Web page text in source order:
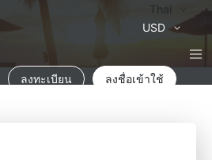
Language
Thai
USD
ลงทะเบียน ลงชื่อเข้าใช้